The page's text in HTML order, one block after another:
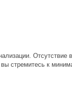
Отсутствие
стремитесь к